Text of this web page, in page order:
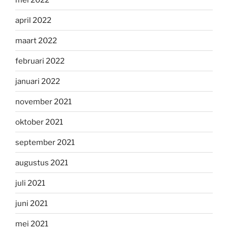
april 2022
maart 2022
februari 2022
januari 2022
november 2021
oktober 2021
september 2021
augustus 2021
juli 2021
juni 2021
mei 2021